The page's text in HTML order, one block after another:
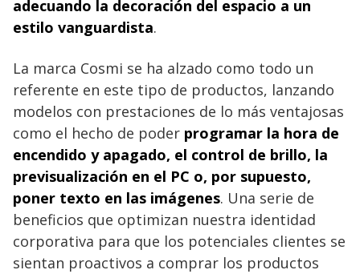
adecuando la decoración del espacio a un
estilo vanguardista.
La marca Cosmi se ha alzado como todo un
referente en este tipo de productos, lanzando
modelos con prestaciones de lo más ventajosas
como el hecho de poder programar la hora de
encendido y apagado, el control de brillo, la
previsualización en el PC o, por supuesto,
poner texto en las imágenes. Una serie de
beneficios que optimizan nuestra identidad
corporativa para que los potenciales clientes se
sientan proactivos a comprar los productos